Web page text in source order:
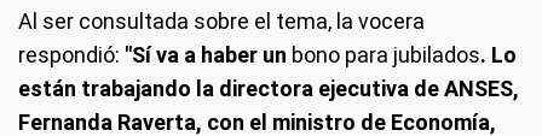
Al ser consultada sobre el tema, la vocera
respondió: "Sí va a haber un bono para jubilados. Lo
están trabajando la directora ejecutiva de ANSES,
Fernanda Raverta, con el ministro de Economía,